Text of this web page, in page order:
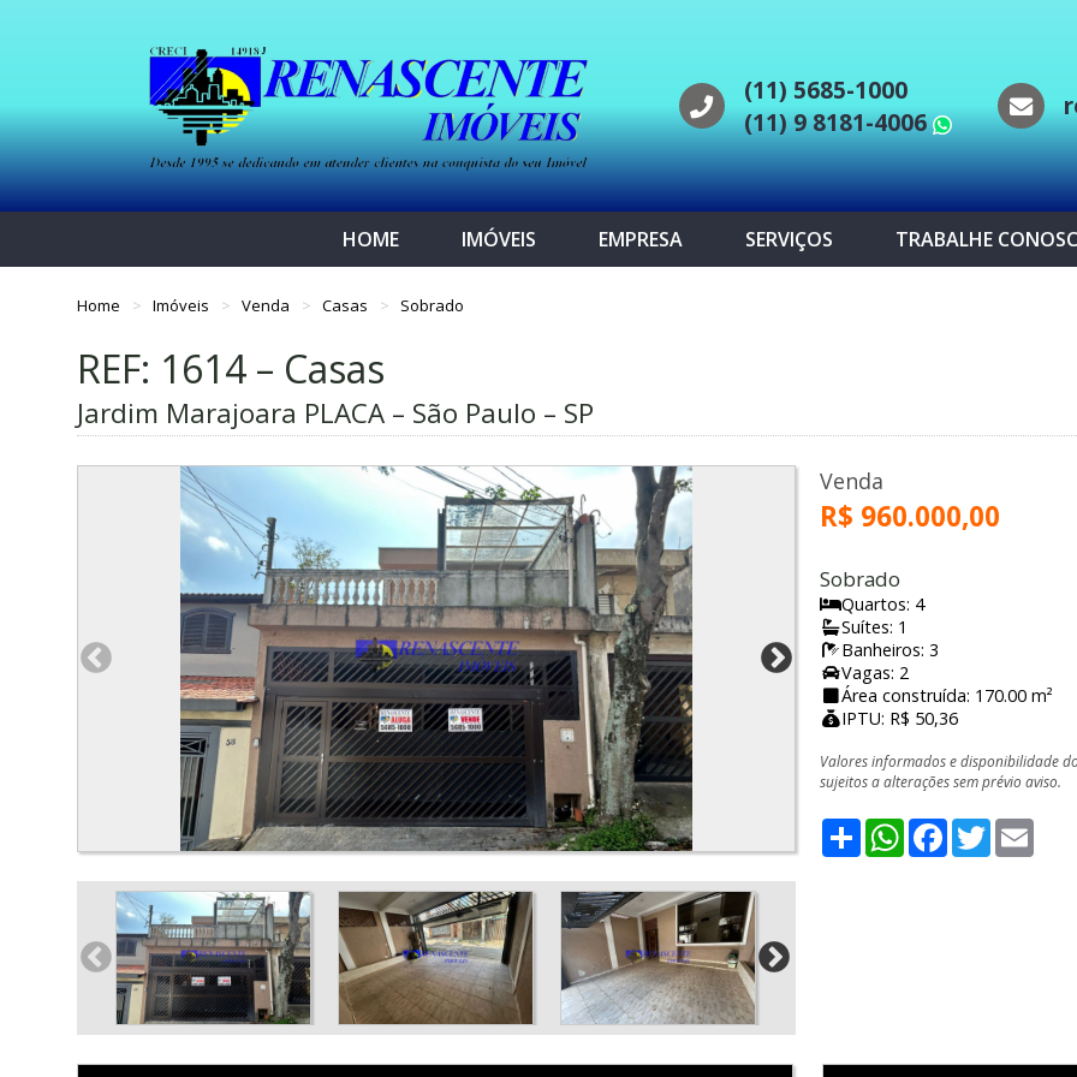
(11) 5685-1000
(11) 9 8181-4006
HOME IMÓVEIS EMPRESA SERVIÇOS TRABALHE
Home Imóveis Venda Casas Sobrado
REF: 1614 – Casas
Jardim Marajoara PLACA – São Paulo – SP
Venda
R$ 960.000,00
Sobrado
Quartos: 4
Suítes: 1
Banheiros: 3
Vagas: 2
Área construída: 170.00 m²
IPTU: R$ 50,36
Valores informados e disponibilidade
sujeitos a alterações sem prévio aviso.
ShareWhatsApp
Facebook
Twitter